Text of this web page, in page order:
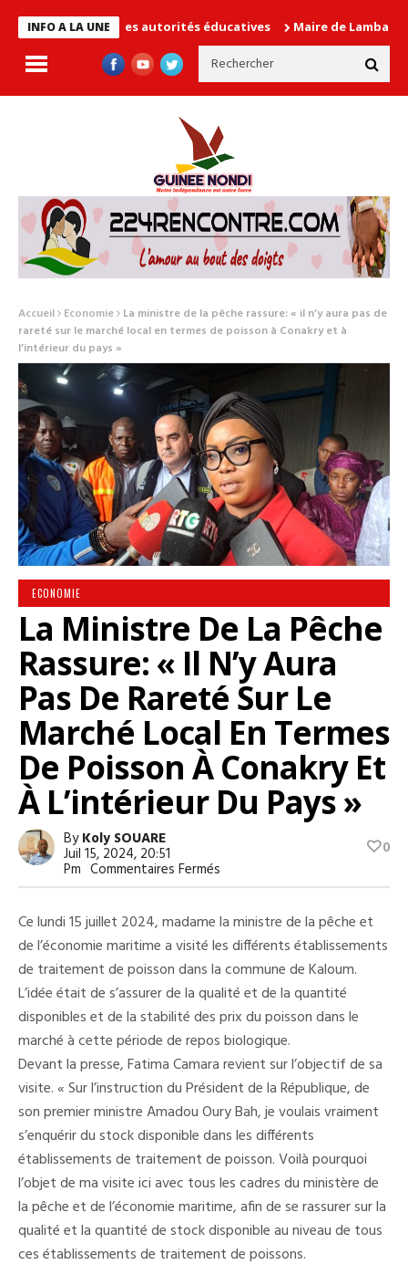
INFO A LA UNE
cause les autorités éducatives Maire de Lambanyi : Baba
Accueil Economie La ministre de la pêche rassure: « il n’y aura pas de
rareté sur le marché local en termes de poisson à Conakry et à
l’intérieur du pays »
ECONOMIE
La Ministre De La Pêche
Rassure: « Il N’y Aura
Pas De Rareté Sur Le
Marché Local En Termes
De Poisson À Conakry Et
À L’intérieur Du Pays »
ByKoly SOUARE
Juil 15, 2024, 20:51
Pm Commentaires Fermés
La
De
La
Pêche
Rassure:
«
Il
N’y
Aura
Pas
De
Rareté
Sur
Le
Marché
Local
En
Termes
De
Poisson
À
Conakry
Et
À
L’intérieur
Du
0
Ce lundi 15 juillet 2024, madame la ministre de la pêche et
de l’économie maritime a visité les différents établissements
de traitement de poisson dans la commune de Kaloum.
L’idée était de s’assurer de la qualité et de la quantité
disponibles et de la stabilité des prix du poisson dans le
marché à cette période de repos biologique.
Devant la presse, Fatima Camara revient sur l’objectif de sa
visite. « Sur l’instruction du Président de la République, de
son premier ministre Amadou Oury Bah, je voulais vraiment
s’enquérir du stock disponible dans les différents
établissements de traitement de poisson. Voilà pourquoi
l’objet de ma visite ici avec tous les cadres du ministère de
la pêche et de l’économie maritime, afin de se rassurer sur la
qualité et la quantité de stock disponible au niveau de tous
ces établissements de traitement de poissons.